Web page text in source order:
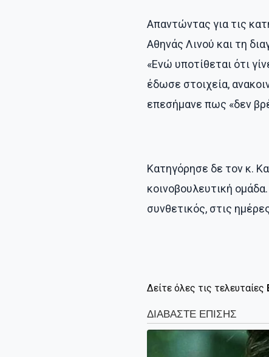
Απαντώντας για τις
Αθηνάς Λινού και τη
«Ενώ υποτίθεται ότι
έδωσε στοιχεία,
επεσήμανε πως «δεν
Κατηγόρησε δε τον κ.
κοινοβουλευτική
συνθετικός, στις
Δείτε όλες τις τελευταίες